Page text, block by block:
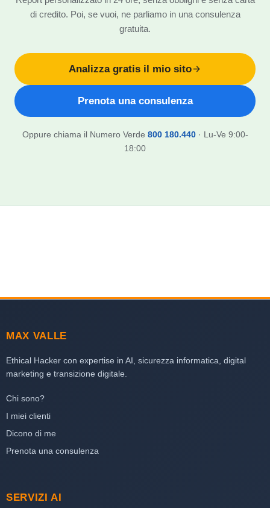
di credito. Poi, se vuoi, ne parliamo in una consulenza
gratuita.
Analizza gratis il mio sito
Prenota una consulenza
Oppure chiama il Numero Verde 800 180.440· Lu-Ve 9:00-
18:00
MAX VALLE
Ethical Hacker con expertise in AI, sicurezza informatica, digital
marketing e transizione digitale.
Chi sono?
I miei clienti
Dicono di me
Prenota una consulenza
SERVIZI AI